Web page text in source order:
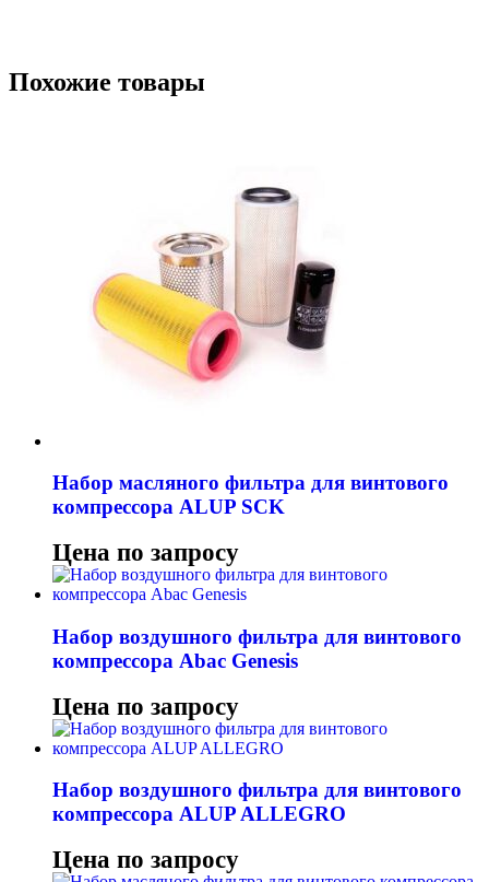
Похожие товары
Набор масляного фильтра для винтового
компрессора ALUP SCK
Цена по запросу
Набор воздушного фильтра для винтового
компрессора Abac Genesis
Цена по запросу
Набор воздушного фильтра для винтового
компрессора ALUP ALLEGRO
Цена по запросу